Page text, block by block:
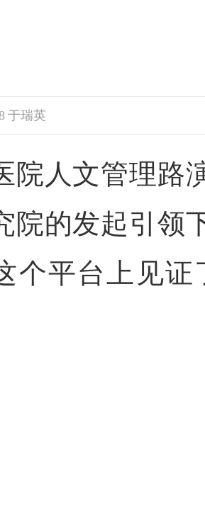
于瑞英
院人文管理路
院的发起引领
个平台上见